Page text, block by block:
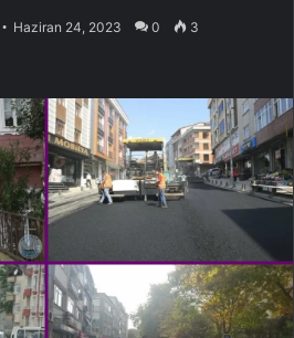
Haziran 24, 2023 0 3